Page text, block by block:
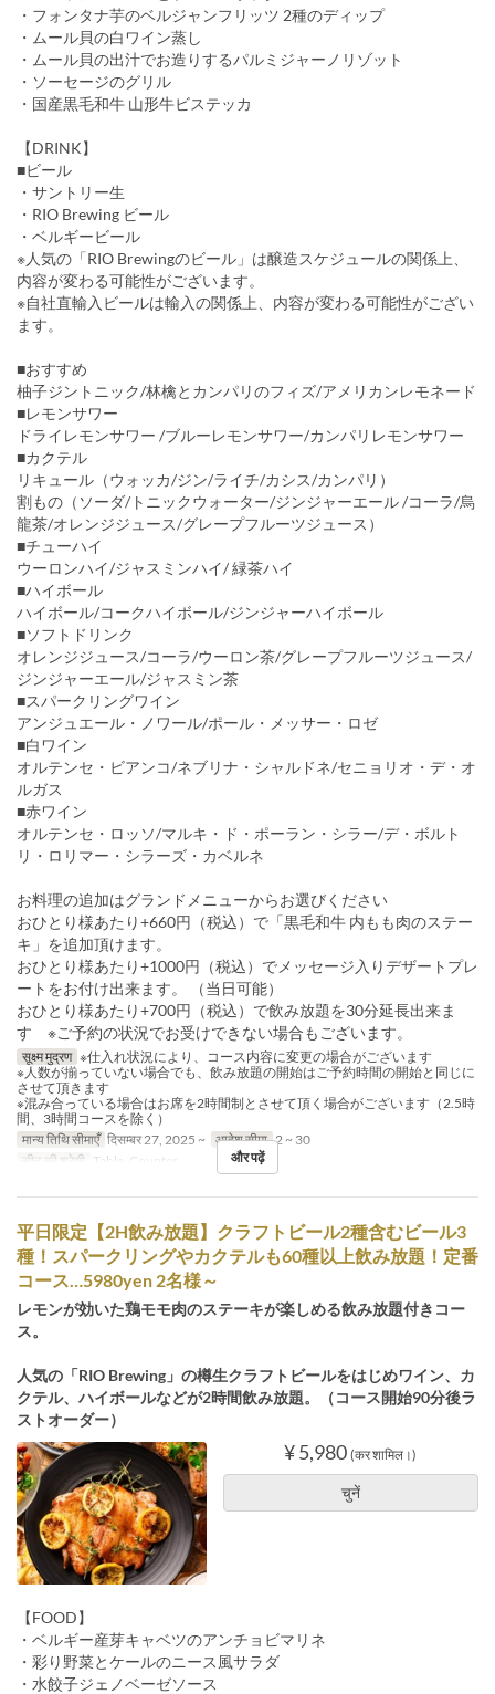
・フォンタナ芋のベルジャンフリッツ 2種のディップ
・ムール貝の白ワイン蒸し
・ムール貝の出汁でお造りするパルミジャーノリゾット
・ソーセージのグリル
・国産黒毛和牛 山形牛ビステッカ
【DRINK】
■ビール
・サントリー生
・RIO Brewing ビール
・ベルギービール
※人気の「RIO Brewingのビール」は醸造スケジュールの関係上、
内容が変わる可能性がございます。
※自社直輸入ビールは輸入の関係上、内容が変わる可能性がござい
ます。
■おすすめ
柚子ジントニック/林檎とカンパリのフィズ/アメリカンレモネード
■レモンサワー
ドライレモンサワー /ブルーレモンサワー/カンパリレモンサワー
■カクテル
リキュール（ウォッカ/ジン/ライチ/カシス/カンパリ）
割もの（ソーダ/トニックウォーター/ジンジャーエール /コーラ/烏
龍茶/オレンジジュース/グレープフルーツジュース）
■チューハイ
ウーロンハイ/ジャスミンハイ/ 緑茶ハイ
■ハイボール
ハイボール/コークハイボール/ジンジャーハイボール
■ソフトドリンク
オレンジジュース/コーラ/ウーロン茶/グレープフルーツジュース/
ジンジャーエール/ジャスミン茶
■スパークリングワイン
アンジュエール・ノワール/ポール・メッサー・ロゼ
■白ワイン
オルテンセ・ビアンコ/ネブリナ・シャルドネ/セニョリオ・デ・オ
ルガス
■赤ワイン
オルテンセ・ロッソ/マルキ・ド・ポーラン・シラー/デ・ボルト
リ・ロリマー・シラーズ・カベルネ
お料理の追加はグランドメニューからお選びください
おひとり様あたり+660円（税込）で「黒毛和牛 内もも肉のステー
キ」を追加頂けます。
おひとり様あたり+1000円（税込）でメッセージ入りデザートプレ
ートをお付け出来ます。 （当日可能）
おひとり様あたり+700円（税込）で飲み放題を30分延長出来ま
す ※ご予約の状況でお受けできない場合もございます。
सूक्ष्म मुद्रण ※仕入れ状況により、コース内容に変更の場合がございます
※人数が揃っていない場合でも、飲み放題の開始はご予約時間の開始と同じに
させて頂きます
※混み合っている場合はお席を2時間制とさせて頂く場合がございます（2.5時
間、3時間コースを除く）
मान्य तिथि सीमाएँ दिसम्बर 27, 2025 ~ आदेश सीमा 2 ~ 30
सीट की श्रेणी Table, Counter और पढ़ें
平日限定【2H飲み放題】クラフトビール2種含むビール3
種！スパークリングやカクテルも60種以上飲み放題！定番
コース…5980yen 2名様～
レモンが効いた鶏モモ肉のステーキが楽しめる飲み放題付きコー
ス。
人気の「RIO Brewing」の樽生クラフトビールをはじめワイン、カ
クテル、ハイボールなどが2時間飲み放題。（コース開始90分後ラ
ストオーダー）
¥ 5,980 (कर शामिल।)
चुनें
【FOOD】
・ベルギー産芽キャベツのアンチョビマリネ
・彩り野菜とケールのニース風サラダ
・水餃子ジェノベーゼソース